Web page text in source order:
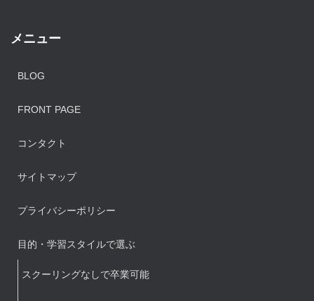
メニュー
BLOG
FRONT PAGE
コンタクト
サイトマップ
プライバシーポリシー
目的・学習スタイルで選ぶ
スクーリングなしで卒業可能